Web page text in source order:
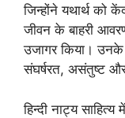
जिन्होंने यथार्थ को
जीवन के बाहरी
उजागर किया। उनके
संघर्षरत, असंतुष्ट
हिन्दी नाट्य